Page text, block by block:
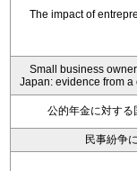
The impact of
Small business
Japan: evidence from
公的年金に対する
民事紛争